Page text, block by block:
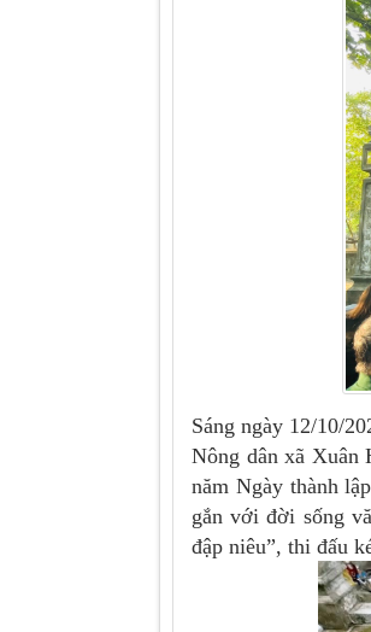
Sáng ngày 12/10/
Nông dân xã Xuân
năm Ngày thành
gắn với đời sống
đập niêu”, thi đấu